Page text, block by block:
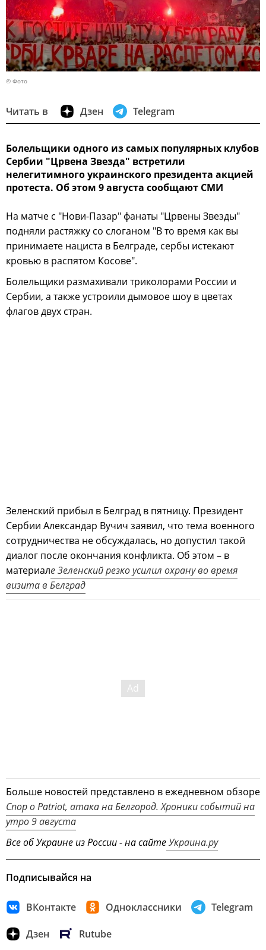
© Фото
Читать в Дзен Telegram
Болельщики одного из самых популярных клубов
Сербии "Црвена Звезда" встретили
нелегитимного украинского президента акцией
протеста. Об этом 9 августа сообщают СМИ
На матче с "Нови-Пазар" фанаты "Црвены Звезды"
подняли растяжку со слоганом "В то время как вы
принимаете нациста в Белграде, сербы истекают
кровью в распятом Косове".
Болельщики размахивали триколорами России и
Сербии, а также устроили дымовое шоу в цветах
флагов двух стран.
Зеленский прибыл в Белград в пятницу. Президент
Сербии Александар Вучич заявил, что тема военного
сотрудничества не обсуждалась, но допустил такой
диалог после окончания конфликта. Об этом – в
материале Зеленский резко усилил охрану во время
визита в Белград
Больше новостей представлено в ежедневном обзоре
Спор о Patriot, атака на Белгород. Хроники событий на
утро 9 августа
Все об Украине из России - на сайтеУкраина.ру
Подписывайся на
ВКонтакте Одноклассники Telegram
Дзен Rutube